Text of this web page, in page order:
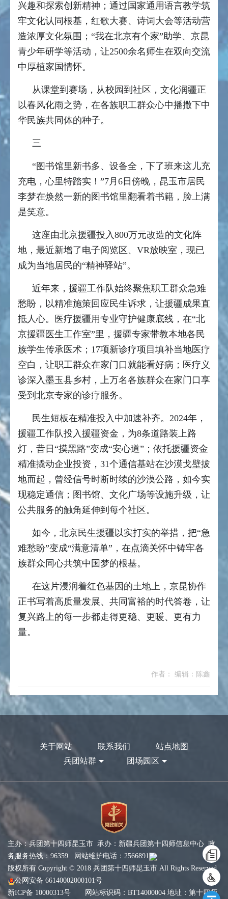
兴趣和探索创新精神；通过国家通用语言教学筑
牢文化认同根基，红歌大赛、诗词大会等活动营
造浓厚文化氛围；“我在北京有个家”助学、京昆
青少年研学等活动，让2500余名师生在双向交流
中厚植家国情怀。
从课堂到赛场，从校园到社区，文化润疆正
以春风化雨之势，在各族职工群众心中播撒下中
华民族共同体的种子。
三
“图书馆里新书多、设备全，下了班来这儿充
充电，心里特踏实！”7月6日傍晚，昆玉市居民
李梦在焕然一新的图书馆里翻看着书籍，脸上满
是笑意。
这座由北京援疆投入800万元改造的文化阵
地，最近新增了电子阅览区、VR放映室，现已
成为当地居民的“精神驿站”。
近年来，援疆工作队始终聚焦职工群众急难
愁盼，以精准施策回应民生诉求，让援疆成果直
抵人心。医疗援疆用专业守护健康底线，在“北
京援疆医生工作室”里，援疆专家带教本地各民
族学生传承医术；17项新诊疗项目填补当地医疗
空白，让职工群众在家门口就能看好病；医疗义
诊深入墨玉县乡村，上万名各族群众在家门口享
受到北京专家的诊疗服务。
民生短板在精准投入中加速补齐。2024年，
援疆工作队投入援疆资金，为8条道路装上路
灯，昔日“摸黑路”变成“安心道”；依托援疆资金
精准撬动企业投资，31个通信基站在沙漠戈壁拔
地而起，曾经信号时断时续的沙漠公路，如今实
现稳定通信；图书馆、文化广场等设施升级，让
公共服务的触角延伸到每个社区。
如今，北京民生援疆以实打实的举措，把“急
难愁盼”变成“满意清单”，在点滴关怀中铸牢各
族群众同心共筑中国梦的根基。
在这片浸润着红色基因的土地上，京昆协作
正书写着高质量发展、共同富裕的时代答卷，让
复兴路上的每一步都走得更稳、更暖、更有力
量。
作者： 编辑：陈鑫
关于网站 联系我们
站点地图
兵团站群
团场园区
主办：兵团第十四师昆玉市 承办：新疆兵团第十四师信息中心 政
务服务热线：96359 网站维护电话：2566891
版权所有 Copyright © 2018 兵团第十四师昆玉市 All Rights Reserved
公网安备 66140002000101号
新ICP备 10000313号 网站标识码：BT14000004 地址：第十四师